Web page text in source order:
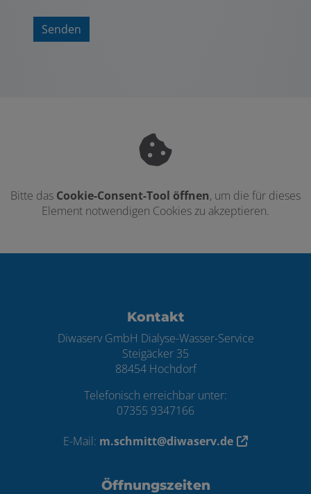
Senden
Bitte das Cookie-Consent-Tool öffnen, um die für dieses
Element notwendigen Cookies zu akzeptieren.
Kontakt
Diwaserv GmbH Dialyse-Wasser-Service
Steigäcker 35
88454 Hochdorf
Telefonisch erreichbar unter:
07355 9347166
E-Mail: m.schmitt@diwaserv.de
Öffnungszeiten